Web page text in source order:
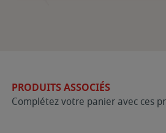
PRODUITS ASSOCIÉS
Complétez votre panier avec ces